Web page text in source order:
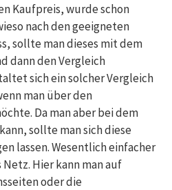
Kaufpreis, wurde schon
nach den geeigneten
sollte man dieses mit dem
dann den Vergleich
sich ein solcher Vergleich
man über den
Da man aber bei dem
sollte man sich diese
lassen. Wesentlich einfacher
Hier kann man auf
oder die